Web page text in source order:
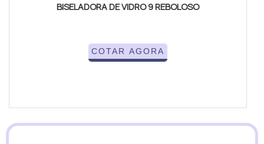
BISELADORA DE VIDRO 9 REBOLOSO
COTAR AGORA